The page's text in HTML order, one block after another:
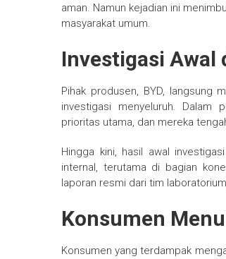
aman. Namun kejadian ini
masyarakat umum.
Investigasi Awal
Pihak produsen, BYD, langsung
investigasi menyeluruh. Dalam
prioritas utama, dan mereka
Hingga kini, hasil awal
internal, terutama di bagian
laporan resmi dari tim
Konsumen
Konsumen yang terdampak